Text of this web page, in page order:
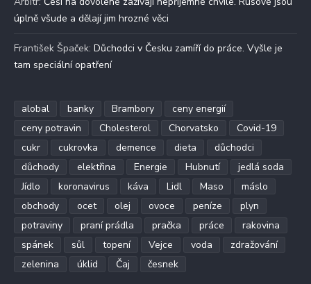
úplně všude a dělají jim hrozné věci
František Špaček: Důchodci v Česku zamíří do práce. Vyšle je
tam speciální opatření
alobal banky Brambory
ceny energií
ceny potravin
Cholesterol Chorvatsko
Covid-19
cukr
cukrovka demence dieta
důchodci
důchody
elektřina Energie Hubnutí
jedlá soda
Jídlo
koronavirus káva Lidl Maso
máslo
obchody
ocet olej ovoce peníze
plyn
potraviny
praní prádla pračka práce
rakovina
spánek
sůl topení Vejce voda
zdražování
zelenina
úklid Čaj česnek